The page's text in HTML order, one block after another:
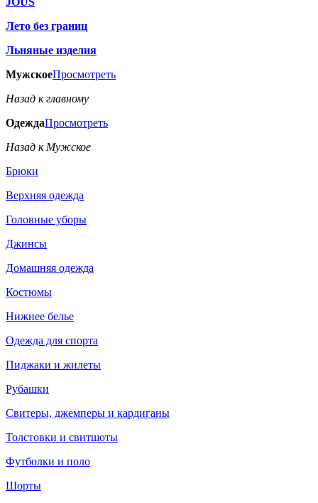
Лето без границ
Льняные изделия
МужскоеПросмотреть
Назад к главному
ОдеждаПросмотреть
Назад к Мужское
Брюки
Верхняя одежда
Головные уборы
Джинсы
Домашняя одежда
Костюмы
Нижнее белье
Одежда для спорта
Пиджаки и жилеты
Рубашки
Свитеры, джемперы и кардиганы
Толстовки и свитшоты
Футболки и поло
Шорты